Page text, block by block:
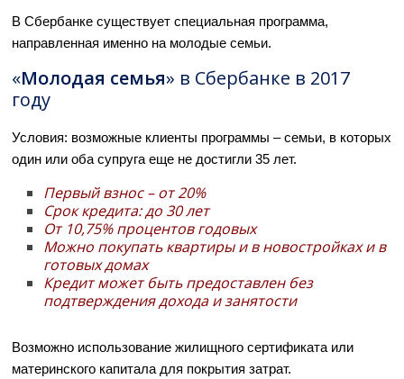
В Сбербанке существует специальная программа,
направленная именно на молодые семьи.
«Молодая семья» в Сбербанке в 2017
году
Условия: возможные клиенты программы – семьи, в которых
один или оба супруга еще не достигли 35 лет.
Первый взнос – от 20%
Срок кредита: до 30 лет
От 10,75%процентов годовых
Можно покупать квартиры и в новостройках и в
готовых домах
Кредит может быть предоставлен без
подтверждения дохода и занятости
Возможно использование жилищного сертификата или
материнского капитала для покрытия затрат.